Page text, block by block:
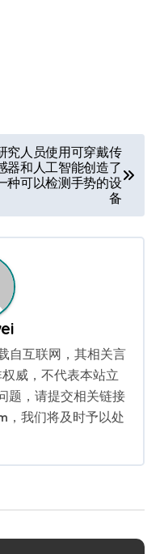
究人员使用可穿戴传
器和人工智能创造了
种可以检测手势的设
备
自互联网，其相关言
威，不代表本站立
题，请提交相关链接
，我们将及时予以处